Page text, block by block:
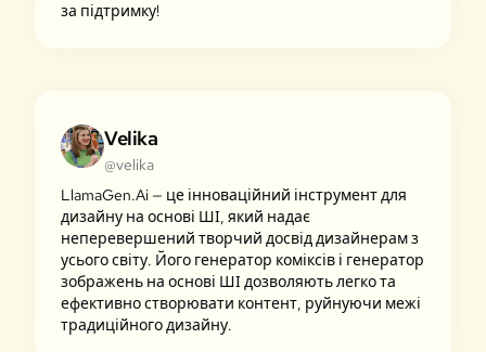
за підтримку!
Velika
@velika
LlamaGen.Ai — це інноваційний інструмент для
дизайну на основі ШІ, який надає
неперевершений творчий досвід дизайнерам з
усього світу. Його генератор коміксів і генератор
зображень на основі ШІ дозволяють легко та
ефективно створювати контент, руйнуючи межі
традиційного дизайну.